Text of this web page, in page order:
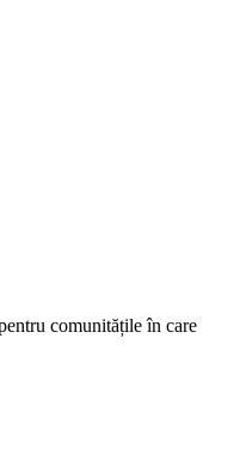
comunitățile în care